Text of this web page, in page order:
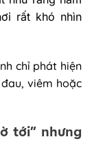
rất khó nhìn
chỉ phát hiện
viêm hoặc
tới” nhưng